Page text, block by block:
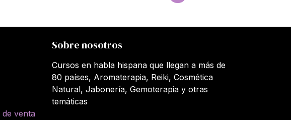
venta
Sobre nosotros
Cursos en habla hispana que llegan a más de
80 países, Aromaterapia, Reiki, Cosmética
Natural, Jabonería, Gemoterapia y otras
temáticas